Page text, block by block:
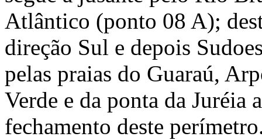
Atlântico (ponto 08 A);
direção Sul e depois
pelas praias do Guaraú,
Verde e da ponta da Juréia
fechamento deste